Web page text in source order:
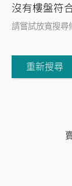
沒有樓盤符
請嘗試放寬搜尋
重新搜尋